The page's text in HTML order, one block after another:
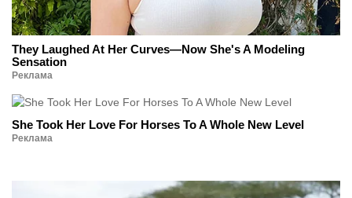
They Laughed At Her Curves—Now She's A Modeling
Sensation
Реклама
She Took Her Love For Horses To A Whole New Level
Реклама